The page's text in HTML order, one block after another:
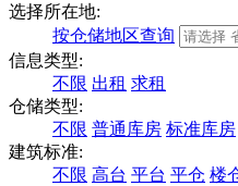
选择所在地:
按仓储地区查询
信息类型:
不限 出租 求租
仓储类型:
不限 普通库房 标准库房
建筑标准:
不限 高台 平台 平仓 楼